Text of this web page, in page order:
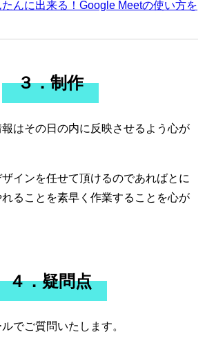
んに出来る！Google Meetの使い方を
３．制作
はその日の内に反映させるよう心が
インを任せて頂けるのであればとに
ることを素早く作業することを心が
４．疑問点
でご質問いたします。